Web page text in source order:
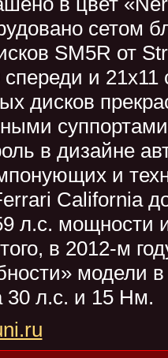
сетом
SM5R от
и 21x11
дисков
в дизайне
и
California
л.с. мощности
в 2012-м
модели в
30 л.с. и 15 Нм.